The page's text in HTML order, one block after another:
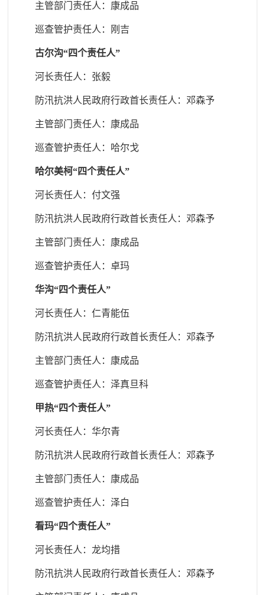
主管部门责任人 ：康成品
巡查管护责任人 ：刚吉
古尔沟“四个责任人”
河长责任人：张毅
防汛抗洪人民政府行政首长责任人 ：邓森予
主管部门责任人 ：康成品
巡查管护责任人 ： 哈尔戈
哈尔美柯“四个责任人”
河长责任人：付文强
防汛抗洪人民政府行政首长责任人 ：邓森予
主管部门责任人 ：康成品
巡查管护责任人 ：卓玛
华沟“四个责任人”
河长责任人：仁青能伍
防汛抗洪人民政府行政首长责任人 ：邓森予
主管部门责任人 ：康成品
巡查管护责任人 ：泽真旦科
甲热“四个责任人”
河长责任人：华尔青
防汛抗洪人民政府行政首长责任人 ：邓森予
主管部门责任人 ：康成品
巡查管护责任人 ：泽白
看玛“四个责任人”
河长责任人：龙均措
防汛抗洪人民政府行政首长责任人 ：邓森予